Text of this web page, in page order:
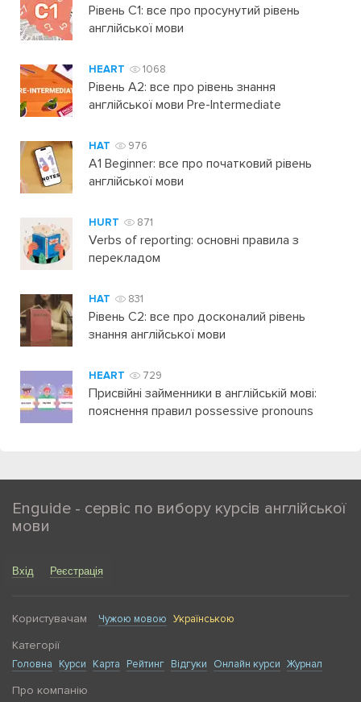
Рівень C1: все про просунутий рівень
англійської мови
HEART 1068
Рівень А2: все про рівень знання
англійської мови Pre-Intermediate
HAT 976
A1 Beginner: все про початковий рівень
англійської мови
HURT 871
Verbs of reporting: основні правила з
перекладом
HAT 831
Рівень C2: все про досконалий рівень
знання англійської мови
HEART 729
Присвійні займенники в англійській мові:
пояснення правил possessive pronouns
Enguide - сервіс по вибору курсів англійської
мови
Вхід Реєстрація
Користувачам Чужою мовою Українською
Категорії
Головна Курси Карта Рейтинг Відгуки Онлайн курси Журнал
Про компанію